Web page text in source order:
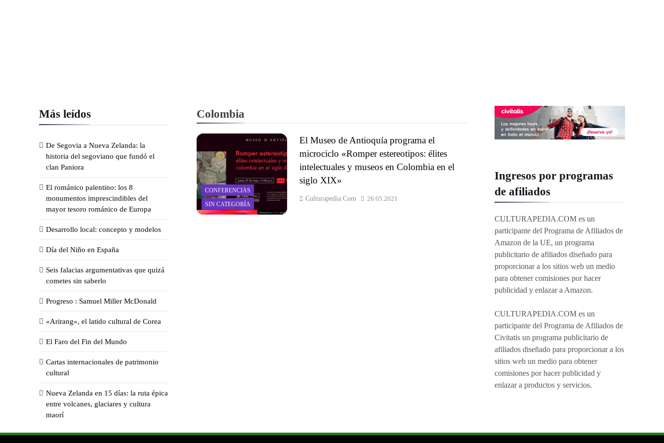
Más leídos
De Segovia a Nueva Zelanda: la
historia del segoviano que fundó el
clan Paniora
El románico palentino: los 8
monumentos imprescindibles del
mayor tesoro románico de Europa
Desarrollo local: concepto y modelos
Día del Niño en España
Seis falacias argumentativas que quizá
cometes sin saberlo
Progreso : Samuel Miller McDonald
«Arirang», el latido cultural de Corea
El Faro del Fin del Mundo
Cartas internacionales de patrimonio
cultural
Nueva Zelanda en 15 días: la ruta épica
entre volcanes, glaciares y cultura
maorí
Colombia
CONFERENCIAS
SIN CATEGORÍA
El Museo de Antioquía programa el
microciclo «Romper estereotipos: élites
intelectuales y museos en Colombia en el
siglo XIX»
Culturapedia.com 26.05.2021
Ingresos por programas
de afiliados
CULTURAPEDIA.COM es un
participante del Programa de Afiliados de
Amazon de la UE, un programa
publicitario de afiliados diseñado para
proporcionar a los sitios web un medio
para obtener comisiones por hacer
publicidad y enlazar a Amazon.
CULTURAPEDIA.COM es un
participante del Programa de Afiliados de
Civitatis un programa publicitario de
afiliados diseñado para proporcionar a los
sitios web un medio para obtener
comisiones por hacer publicidad y
enlazar a productos y servicios.